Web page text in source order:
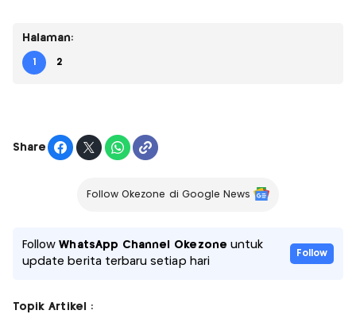
Halaman:
1 2
Share
Follow Okezone di Google News
FollowWhatsApp Channel Okezone untuk
update berita terbaru setiap hari
Follow
Topik Artikel :